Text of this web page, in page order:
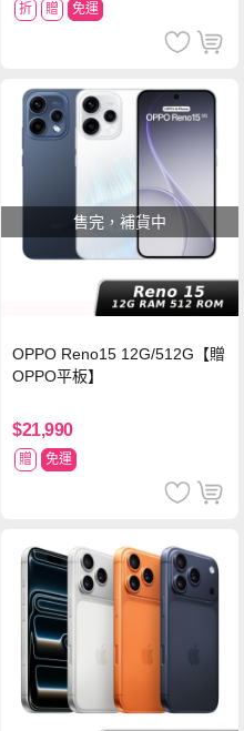
折 贈 免運
售完，補貨中
OPPO Reno15 12G/512G【贈
OPPO平板】
$21,990
贈 免運